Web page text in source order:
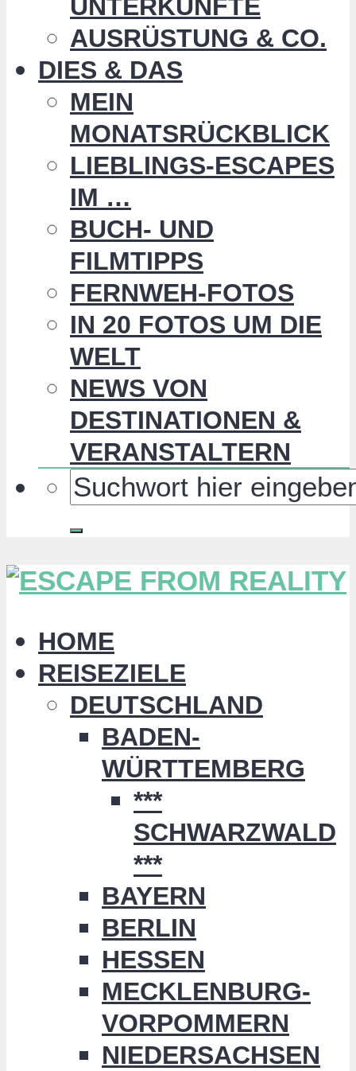
UNTERKÜNFTE
AUSRÜSTUNG & CO.
DIES & DAS
MEIN
MONATSRÜCKBLICK
LIEBLINGS-ESCAPES
IM …
BUCH- UND
FILMTIPPS
FERNWEH-FOTOS
IN 20 FOTOS UM DIE
WELT
NEWS VON
DESTINATIONEN &
VERANSTALTERN
HOME
REISEZIELE
DEUTSCHLAND
BADEN-
WÜRTTEMBERG
***
SCHWARZWALD
***
BAYERN
BERLIN
HESSEN
MECKLENBURG-
VORPOMMERN
NIEDERSACHSEN